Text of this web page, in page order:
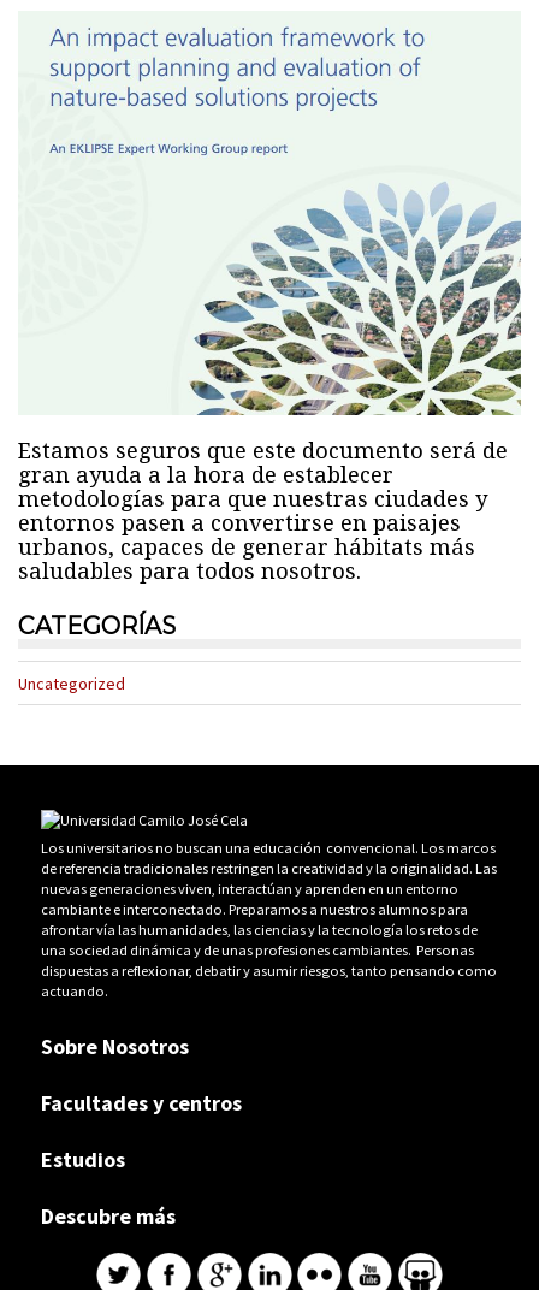
Estamos seguros que este documento será de
gran ayuda a la hora de establecer
metodologías para que nuestras ciudades y
entornos pasen a convertirse en paisajes
urbanos, capaces de generar hábitats más
saludables para todos nosotros.
CATEGORÍAS
Uncategorized
Los universitarios no buscan una educación convencional. Los marcos
de referencia tradicionales restringen la creatividad y la originalidad. Las
nuevas generaciones viven, interactúan y aprenden en un entorno
cambiante e interconectado. Preparamos a nuestros alumnos para
afrontar vía las humanidades, las ciencias y la tecnología los retos de
una sociedad dinámica y de unas profesiones cambiantes. Personas
dispuestas a reflexionar, debatir y asumir riesgos, tanto pensando como
actuando.
Sobre Nosotros
Facultades y centros
Estudios
Descubre más